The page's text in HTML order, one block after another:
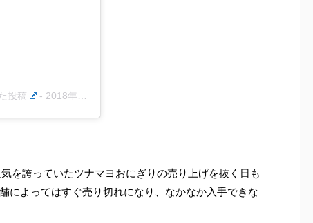
投稿 - 2018年11月月6日午後10時03分PST
を誇っていたツナマヨおにぎりの売り上げを抜く日も
によってはすぐ売り切れになり、なかなか入手できな